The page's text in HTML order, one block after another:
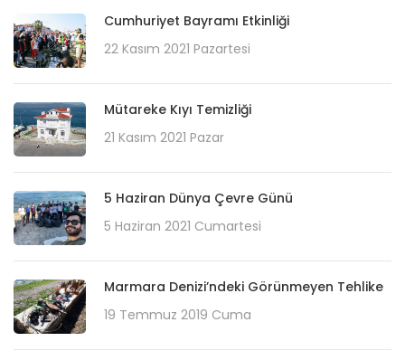
Cumhuriyet Bayramı Etkinliği
22 Kasım 2021 Pazartesi
Mütareke Kıyı Temizliği
21 Kasım 2021 Pazar
5 Haziran Dünya Çevre Günü
5 Haziran 2021 Cumartesi
Marmara Denizi’ndeki Görünmeyen Tehlike
19 Temmuz 2019 Cuma